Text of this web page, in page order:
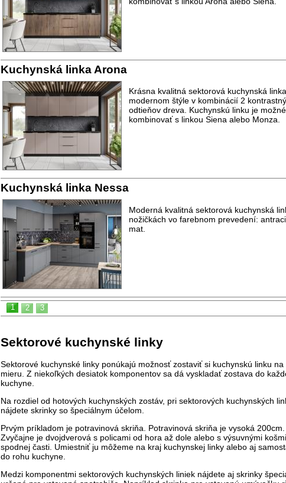
Kuchynská linka Arona
Krásna kvalitná sektorová kuchynská
modernom štýle v kombinácií 2
odtieňov dreva. Kuchynskú linku je možné
kombinovať s linkou Siena alebo Monza.
Kuchynská linka Nessa
Moderná kvalitná sektorová kuchynská
nožičkách vo farebnom prevedení:
mat.
1 2 3
Sektorové kuchynské linky
Sektorové kuchynské linky ponúkajú možnosť zostaviť si kuchynskú linku na
mieru. Z niekoľkých desiatok komponentov sa dá vyskladať zostava do
kuchyne.
Na rozdiel od hotových kuchynských zostáv, pri sektorových kuchynských
nájdete skrinky so špeciálnym účelom.
Prvým príkladom je potravinová skriňa. Potravinová skriňa je vysoká 200cm.
Zvyčajne je dvojdverová s policami od hora až dole alebo s výsuvnými
spodnej časti. Umiestniť ju môžeme na kraj kuchynskej linky alebo aj
do rohu kuchyne.
Medzi komponentmi sektorových kuchynských liniek nájdete aj skrinky